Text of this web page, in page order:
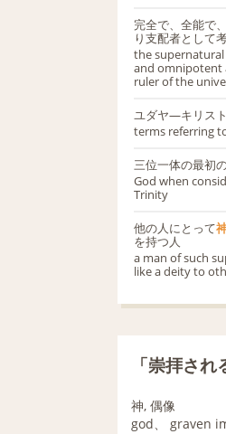
完全で、全能で
り支配者として
the
and omnipotent
ruler of the
ユダヤ―キリスト
terms referring
三位一体の最初
God when
Trinity
他の人にとって
を持つ人
a man of such
like a deity to
「崇拝さ
神, 偶像
god、 graven